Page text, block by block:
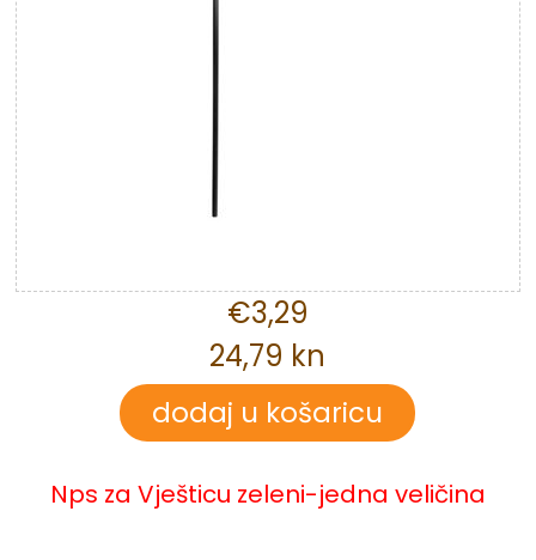
€3,29
24,79 kn
Nps za Vješticu zeleni-jedna veličina